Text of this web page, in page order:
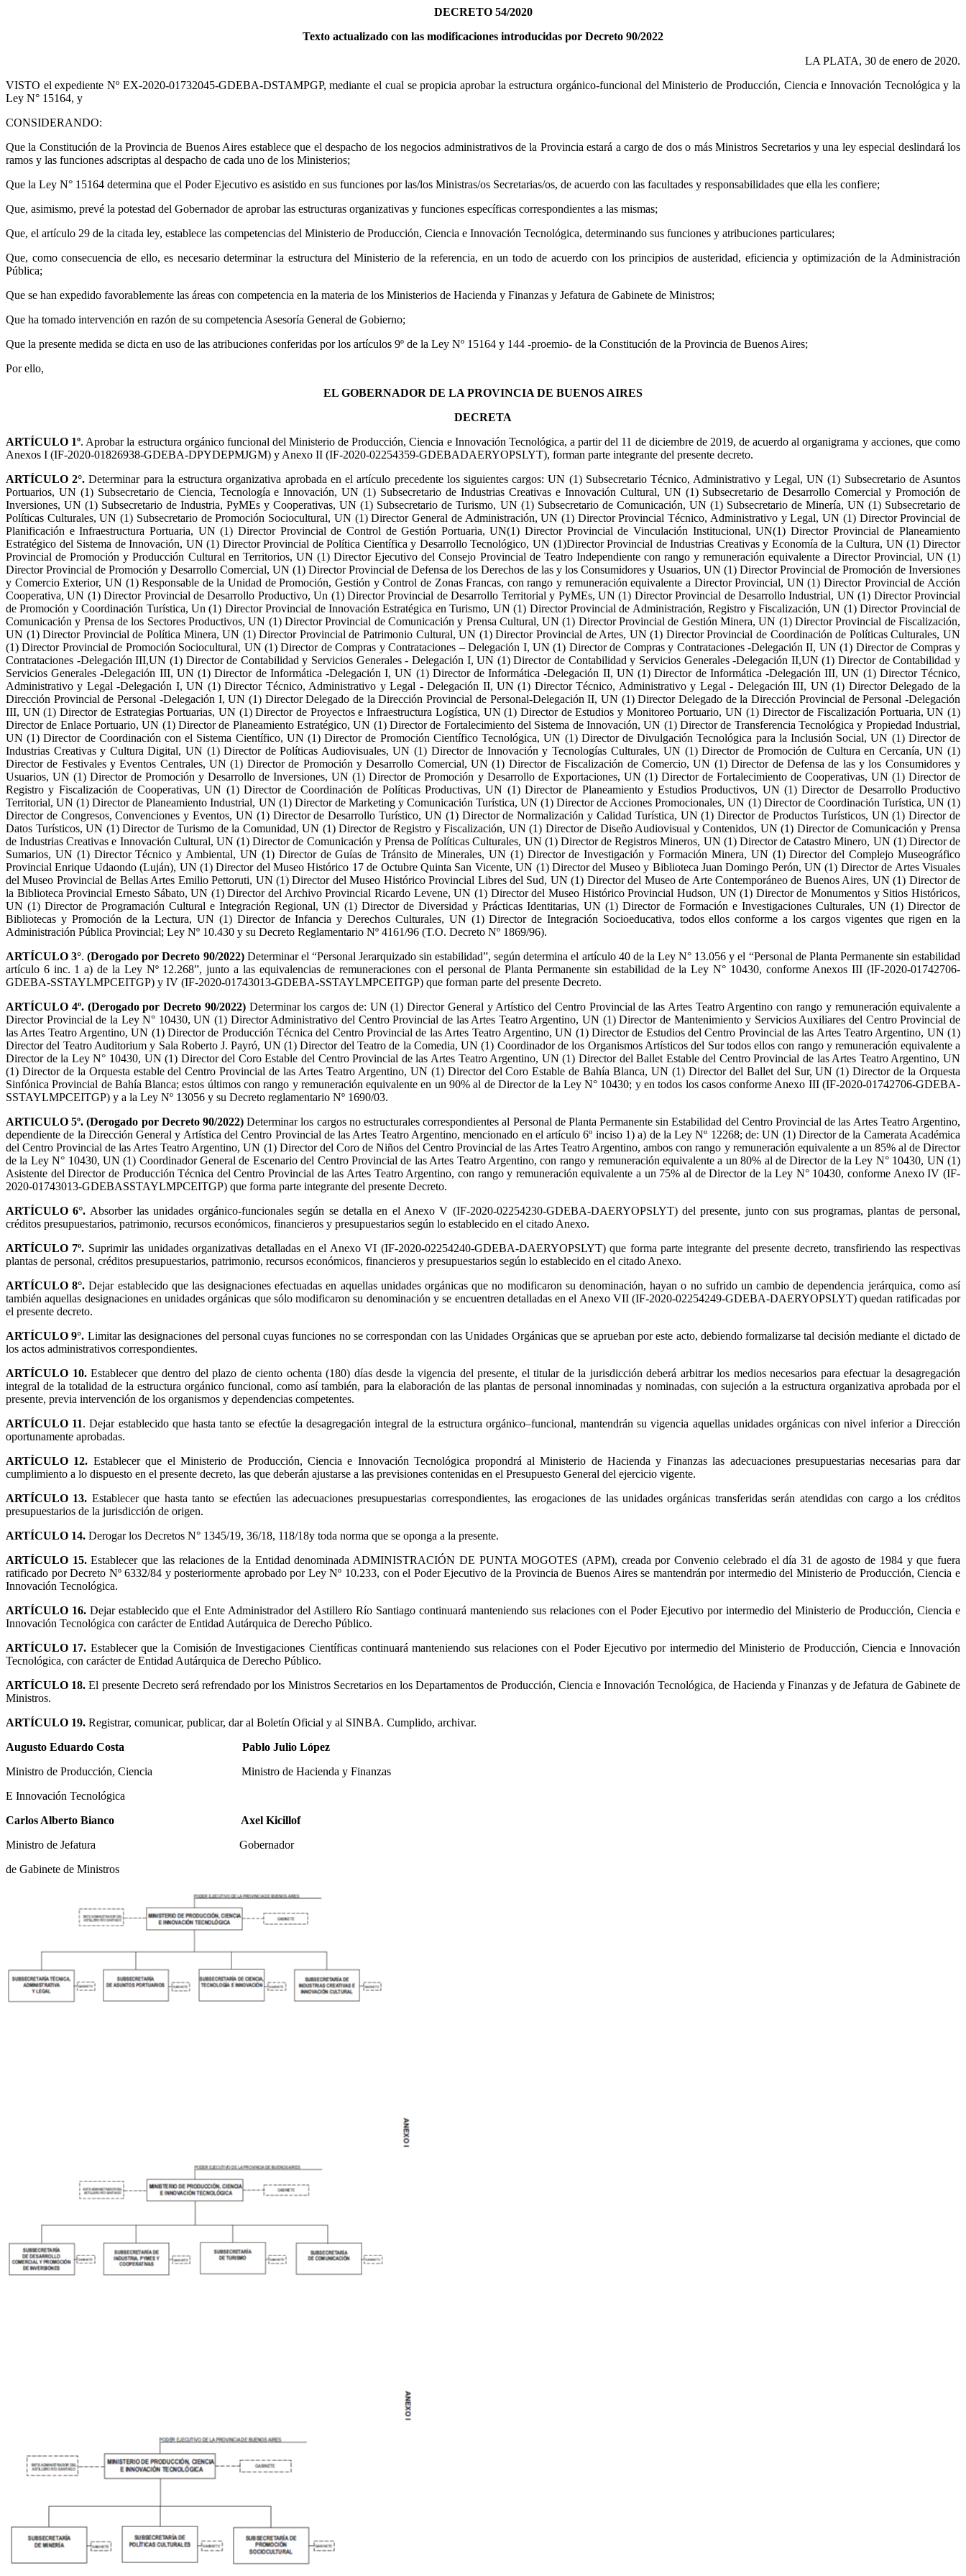
DECRETO 54/2020
Texto actualizado con las modificaciones introducidas por Decreto 90/2022
LA PLATA, 30 de enero de 2020.
VISTO el expediente Nº EX-2020-01732045-GDEBA-DSTAMPGP, mediante el cual se propicia aprobar la estructura orgánico-funcional del Ministerio de Producción, Ciencia e Innovación Tecnológica y la
Ley N° 15164, y
CONSIDERANDO:
Que la Constitución de la Provincia de Buenos Aires establece que el despacho de los negocios administrativos de la Provincia estará a cargo de dos o más Ministros Secretarios y una ley especial deslindará los
ramos y las funciones adscriptas al despacho de cada uno de los Ministerios;
Que la Ley N° 15164 determina que el Poder Ejecutivo es asistido en sus funciones por las/los Ministras/os Secretarias/os, de acuerdo con las facultades y responsabilidades que ella les confiere;
Que, asimismo, prevé la potestad del Gobernador de aprobar las estructuras organizativas y funciones específicas correspondientes a las mismas;
Que, el artículo 29 de la citada ley, establece las competencias del Ministerio de Producción, Ciencia e Innovación Tecnológica, determinando sus funciones y atribuciones particulares;
Que, como consecuencia de ello, es necesario determinar la estructura del Ministerio de la referencia, en un todo de acuerdo con los principios de austeridad, eficiencia y optimización de la Administración
Pública;
Que se han expedido favorablemente las áreas con competencia en la materia de los Ministerios de Hacienda y Finanzas y Jefatura de Gabinete de Ministros;
Que ha tomado intervención en razón de su competencia Asesoría General de Gobierno;
Que la presente medida se dicta en uso de las atribuciones conferidas por los artículos 9º de la Ley Nº 15164 y 144 -proemio- de la Constitución de la Provincia de Buenos Aires;
Por ello,
EL GOBERNADOR DE LA PROVINCIA DE BUENOS AIRES
DECRETA
ARTÍCULO 1º. Aprobar la estructura orgánico funcional del Ministerio de Producción, Ciencia e Innovación Tecnológica, a partir del 11 de diciembre de 2019, de acuerdo al organigrama y acciones, que como
Anexos I (IF-2020-01826938-GDEBA-DPYDEPMJGM) y Anexo II (IF-2020-02254359-GDEBADAERYOPSLYT), forman parte integrante del presente decreto.
ARTÍCULO 2°. Determinar para la estructura organizativa aprobada en el artículo precedente los siguientes cargos: UN (1) Subsecretario Técnico, Administrativo y Legal, UN (1) Subsecretario de Asuntos
Portuarios, UN (1) Subsecretario de Ciencia, Tecnología e Innovación, UN (1) Subsecretario de Industrias Creativas e Innovación Cultural, UN (1) Subsecretario de Desarrollo Comercial y Promoción de
Inversiones, UN (1) Subsecretario de Industria, PyMEs y Cooperativas, UN (1) Subsecretario de Turismo, UN (1) Subsecretario de Comunicación, UN (1) Subsecretario de Minería, UN (1) Subsecretario de
Políticas Culturales, UN (1) Subsecretario de Promoción Sociocultural, UN (1) Director General de Administración, UN (1) Director Provincial Técnico, Administrativo y Legal, UN (1) Director Provincial de
Planificación e Infraestructura Portuaria, UN (1) Director Provincial de Control de Gestión Portuaria, UN(1) Director Provincial de Vinculación Institucional, UN(1) Director Provincial de Planeamiento
Estratégico del Sistema de Innovación, UN (1) Director Provincial de Política Científica y Desarrollo Tecnológico, UN (1)Director Provincial de Industrias Creativas y Economía de la Cultura, UN (1) Director
Provincial de Promoción y Producción Cultural en Territorios, UN (1) Director Ejecutivo del Consejo Provincial de Teatro Independiente con rango y remuneración equivalente a Director Provincial, UN (1)
Director Provincial de Promoción y Desarrollo Comercial, UN (1) Director Provincial de Defensa de los Derechos de las y los Consumidores y Usuarios, UN (1) Director Provincial de Promoción de Inversiones
y Comercio Exterior, UN (1) Responsable de la Unidad de Promoción, Gestión y Control de Zonas Francas, con rango y remuneración equivalente a Director Provincial, UN (1) Director Provincial de Acción
Cooperativa, UN (1) Director Provincial de Desarrollo Productivo, Un (1) Director Provincial de Desarrollo Territorial y PyMEs, UN (1) Director Provincial de Desarrollo Industrial, UN (1) Director Provincial
de Promoción y Coordinación Turística, Un (1) Director Provincial de Innovación Estratégica en Turismo, UN (1) Director Provincial de Administración, Registro y Fiscalización, UN (1) Director Provincial de
Comunicación y Prensa de los Sectores Productivos, UN (1) Director Provincial de Comunicación y Prensa Cultural, UN (1) Director Provincial de Gestión Minera, UN (1) Director Provincial de Fiscalización,
UN (1) Director Provincial de Política Minera, UN (1) Director Provincial de Patrimonio Cultural, UN (1) Director Provincial de Artes, UN (1) Director Provincial de Coordinación de Políticas Culturales, UN
(1) Director Provincial de Promoción Sociocultural, UN (1) Director de Compras y Contrataciones – Delegación I, UN (1) Director de Compras y Contrataciones -Delegación II, UN (1) Director de Compras y
Contrataciones -Delegación III,UN (1) Director de Contabilidad y Servicios Generales - Delegación I, UN (1) Director de Contabilidad y Servicios Generales -Delegación II,UN (1) Director de Contabilidad y
Servicios Generales -Delegación III, UN (1) Director de Informática -Delegación I, UN (1) Director de Informática -Delegación II, UN (1) Director de Informática -Delegación III, UN (1) Director Técnico,
Administrativo y Legal -Delegación I, UN (1) Director Técnico, Administrativo y Legal - Delegación II, UN (1) Director Técnico, Administrativo y Legal - Delegación III, UN (1) Director Delegado de la
Dirección Provincial de Personal -Delegación I, UN (1) Director Delegado de la Dirección Provincial de Personal-Delegación II, UN (1) Director Delegado de la Dirección Provincial de Personal -Delegación
III, UN (1) Director de Estrategias Portuarias, UN (1) Director de Proyectos e Infraestructura Logística, UN (1) Director de Estudios y Monitoreo Portuario, UN (1) Director de Fiscalización Portuaria, UN (1)
Director de Enlace Portuario, UN (1) Director de Planeamiento Estratégico, UN (1) Director de Fortalecimiento del Sistema de Innovación, UN (1) Director de Transferencia Tecnológica y Propiedad Industrial,
UN (1) Director de Coordinación con el Sistema Científico, UN (1) Director de Promoción Científico Tecnológica, UN (1) Director de Divulgación Tecnológica para la Inclusión Social, UN (1) Director de
Industrias Creativas y Cultura Digital, UN (1) Director de Políticas Audiovisuales, UN (1) Director de Innovación y Tecnologías Culturales, UN (1) Director de Promoción de Cultura en Cercanía, UN (1)
Director de Festivales y Eventos Centrales, UN (1) Director de Promoción y Desarrollo Comercial, UN (1) Director de Fiscalización de Comercio, UN (1) Director de Defensa de las y los Consumidores y
Usuarios, UN (1) Director de Promoción y Desarrollo de Inversiones, UN (1) Director de Promoción y Desarrollo de Exportaciones, UN (1) Director de Fortalecimiento de Cooperativas, UN (1) Director de
Registro y Fiscalización de Cooperativas, UN (1) Director de Coordinación de Políticas Productivas, UN (1) Director de Planeamiento y Estudios Productivos, UN (1) Director de Desarrollo Productivo
Territorial, UN (1) Director de Planeamiento Industrial, UN (1) Director de Marketing y Comunicación Turística, UN (1) Director de Acciones Promocionales, UN (1) Director de Coordinación Turística, UN (1)
Director de Congresos, Convenciones y Eventos, UN (1) Director de Desarrollo Turístico, UN (1) Director de Normalización y Calidad Turística, UN (1) Director de Productos Turísticos, UN (1) Director de
Datos Turísticos, UN (1) Director de Turismo de la Comunidad, UN (1) Director de Registro y Fiscalización, UN (1) Director de Diseño Audiovisual y Contenidos, UN (1) Director de Comunicación y Prensa
de Industrias Creativas e Innovación Cultural, UN (1) Director de Comunicación y Prensa de Políticas Culturales, UN (1) Director de Registros Mineros, UN (1) Director de Catastro Minero, UN (1) Director de
Sumarios, UN (1) Director Técnico y Ambiental, UN (1) Director de Guías de Tránsito de Minerales, UN (1) Director de Investigación y Formación Minera, UN (1) Director del Complejo Museográfico
Provincial Enrique Udaondo (Luján), UN (1) Director del Museo Histórico 17 de Octubre Quinta San Vicente, UN (1) Director del Museo y Biblioteca Juan Domingo Perón, UN (1) Director de Artes Visuales
del Museo Provincial de Bellas Artes Emilio Pettoruti, UN (1) Director del Museo Histórico Provincial Libres del Sud, UN (1) Director del Museo de Arte Contemporáneo de Buenos Aires, UN (1) Director de
la Biblioteca Provincial Ernesto Sábato, UN (1) Director del Archivo Provincial Ricardo Levene, UN (1) Director del Museo Histórico Provincial Hudson, UN (1) Director de Monumentos y Sitios Históricos,
UN (1) Director de Programación Cultural e Integración Regional, UN (1) Director de Diversidad y Prácticas Identitarias, UN (1) Director de Formación e Investigaciones Culturales, UN (1) Director de
Bibliotecas y Promoción de la Lectura, UN (1) Director de Infancia y Derechos Culturales, UN (1) Director de Integración Socioeducativa, todos ellos conforme a los cargos vigentes que rigen en la
Administración Pública Provincial; Ley Nº 10.430 y su Decreto Reglamentario Nº 4161/96 (T.O. Decreto Nº 1869/96).
ARTÍCULO 3°.(Derogado por Decreto 90/2022) Determinar el “Personal Jerarquizado sin estabilidad”, según determina el artículo 40 de la Ley N° 13.056 y el “Personal de Planta Permanente sin estabilidad
artículo 6 inc. 1 a) de la Ley Nº 12.268”, junto a las equivalencias de remuneraciones con el personal de Planta Permanente sin estabilidad de la Ley N° 10430, conforme Anexos III (IF-2020-01742706-
GDEBA-SSTAYLMPCEITGP) y IV (IF-2020-01743013-GDEBA-SSTAYLMPCEITGP) que forman parte del presente Decreto.
ARTÍCULO 4º. (Derogado por Decreto 90/2022) Determinar los cargos de: UN (1) Director General y Artístico del Centro Provincial de las Artes Teatro Argentino con rango y remuneración equivalente a
Director Provincial de la Ley N° 10430, UN (1) Director Administrativo del Centro Provincial de las Artes Teatro Argentino, UN (1) Director de Mantenimiento y Servicios Auxiliares del Centro Provincial de
las Artes Teatro Argentino, UN (1) Director de Producción Técnica del Centro Provincial de las Artes Teatro Argentino, UN (1) Director de Estudios del Centro Provincial de las Artes Teatro Argentino, UN (1)
Director del Teatro Auditorium y Sala Roberto J. Payró, UN (1) Director del Teatro de la Comedia, UN (1) Coordinador de los Organismos Artísticos del Sur todos ellos con rango y remuneración equivalente a
Director de la Ley N° 10430, UN (1) Director del Coro Estable del Centro Provincial de las Artes Teatro Argentino, UN (1) Director del Ballet Estable del Centro Provincial de las Artes Teatro Argentino, UN
(1) Director de la Orquesta estable del Centro Provincial de las Artes Teatro Argentino, UN (1) Director del Coro Estable de Bahía Blanca, UN (1) Director del Ballet del Sur, UN (1) Director de la Orquesta
Sinfónica Provincial de Bahía Blanca; estos últimos con rango y remuneración equivalente en un 90% al de Director de la Ley N° 10430; y en todos los casos conforme Anexo III (IF-2020-01742706-GDEBA-
SSTAYLMPCEITGP) y a la Ley Nº 13056 y su Decreto reglamentario Nº 1690/03.
ARTICULO 5º.(Derogado por Decreto 90/2022)Determinar los cargos no estructurales correspondientes al Personal de Planta Permanente sin Estabilidad del Centro Provincial de las Artes Teatro Argentino,
dependiente de la Dirección General y Artística del Centro Provincial de las Artes Teatro Argentino, mencionado en el artículo 6º inciso 1) a) de la Ley Nº 12268; de: UN (1) Director de la Camerata Académica
del Centro Provincial de las Artes Teatro Argentino, UN (1) Director del Coro de Niños del Centro Provincial de las Artes Teatro Argentino, ambos con rango y remuneración equivalente a un 85% al de Director
de la Ley N° 10430, UN (1) Coordinador General de Escenario del Centro Provincial de las Artes Teatro Argentino, con rango y remuneración equivalente a un 80% al de Director de la Ley N° 10430, UN (1)
Asistente del Director de Producción Técnica del Centro Provincial de las Artes Teatro Argentino, con rango y remuneración equivalente a un 75% al de Director de la Ley N° 10430, conforme Anexo IV (IF-
2020-01743013-GDEBASSTAYLMPCEITGP) que forma parte integrante del presente Decreto.
ARTÍCULO 6°. Absorber las unidades orgánico-funcionales según se detalla en el Anexo V (IF-2020-02254230-GDEBA-DAERYOPSLYT) del presente, junto con sus programas, plantas de personal,
créditos presupuestarios, patrimonio, recursos económicos, financieros y presupuestarios según lo establecido en el citado Anexo.
ARTÍCULO 7º. Suprimir las unidades organizativas detalladas en el Anexo VI (IF-2020-02254240-GDEBA-DAERYOPSLYT) que forma parte integrante del presente decreto, transfiriendo las respectivas
plantas de personal, créditos presupuestarios, patrimonio, recursos económicos, financieros y presupuestarios según lo establecido en el citado Anexo.
ARTÍCULO 8°. Dejar establecido que las designaciones efectuadas en aquellas unidades orgánicas que no modificaron su denominación, hayan o no sufrido un cambio de dependencia jerárquica, como así
también aquellas designaciones en unidades orgánicas que sólo modificaron su denominación y se encuentren detalladas en el Anexo VII (IF-2020-02254249-GDEBA-DAERYOPSLYT) quedan ratificadas por
el presente decreto.
ARTÍCULO 9°. Limitar las designaciones del personal cuyas funciones no se correspondan con las Unidades Orgánicas que se aprueban por este acto, debiendo formalizarse tal decisión mediante el dictado de
los actos administrativos correspondientes.
ARTÍCULO 10.Establecer que dentro del plazo de ciento ochenta (180) días desde la vigencia del presente, el titular de la jurisdicción deberá arbitrar los medios necesarios para efectuar la desagregación
integral de la totalidad de la estructura orgánico funcional, como así también, para la elaboración de las plantas de personal innominadas y nominadas, con sujeción a la estructura organizativa aprobada por el
presente, previa intervención de los organismos y dependencias competentes.
ARTÍCULO 11. Dejar establecido que hasta tanto se efectúe la desagregación integral de la estructura orgánico–funcional, mantendrán su vigencia aquellas unidades orgánicas con nivel inferior a Dirección
oportunamente aprobadas.
ARTÍCULO 12. Establecer que el Ministerio de Producción, Ciencia e Innovación Tecnológica propondrá al Ministerio de Hacienda y Finanzas las adecuaciones presupuestarias necesarias para dar
cumplimiento a lo dispuesto en el presente decreto, las que deberán ajustarse a las previsiones contenidas en el Presupuesto General del ejercicio vigente.
ARTÍCULO 13. Establecer que hasta tanto se efectúen las adecuaciones presupuestarias correspondientes, las erogaciones de las unidades orgánicas transferidas serán atendidas con cargo a los créditos
presupuestarios de la jurisdicción de origen.
ARTÍCULO 14. Derogar los Decretos N° 1345/19, 36/18, 118/18y toda norma que se oponga a la presente.
ARTÍCULO 15.Establecer que las relaciones de la Entidad denominada ADMINISTRACIÓN DE PUNTA MOGOTES (APM), creada por Convenio celebrado el día 31 de agosto de 1984 y que fuera
ratificado por Decreto Nº 6332/84 y posteriormente aprobado por Ley Nº 10.233, con el Poder Ejecutivo de la Provincia de Buenos Aires se mantendrán por intermedio del Ministerio de Producción, Ciencia e
Innovación Tecnológica.
ARTÍCULO 16. Dejar establecido que el Ente Administrador del Astillero Río Santiago continuará manteniendo sus relaciones con el Poder Ejecutivo por intermedio del Ministerio de Producción, Ciencia e
Innovación Tecnológica con carácter de Entidad Autárquica de Derecho Público.
ARTÍCULO 17. Establecer que la Comisión de Investigaciones Científicas continuará manteniendo sus relaciones con el Poder Ejecutivo por intermedio del Ministerio de Producción, Ciencia e Innovación
Tecnológica, con carácter de Entidad Autárquica de Derecho Público.
ARTÍCULO 18. El presente Decreto será refrendado por los Ministros Secretarios en los Departamentos de Producción, Ciencia e Innovación Tecnológica, de Hacienda y Finanzas y de Jefatura de Gabinete de
Ministros.
ARTÍCULO 19. Registrar, comunicar, publicar, dar al Boletín Oficial y al SINBA. Cumplido, archivar.
Augusto Eduardo Costa
Pablo Julio López
Ministro de Producción, Ciencia Ministro de Hacienda y Finanzas
E Innovación Tecnológica
Carlos Alberto Bianco
Axel Kicillof
Ministro de Jefatura Gobernador
de Gabinete de Ministros